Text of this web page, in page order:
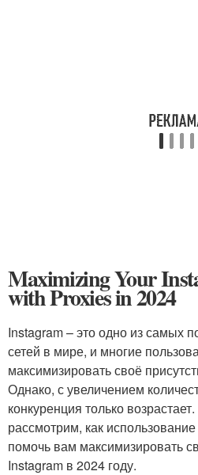
Maximizing Your
with Proxies in 2024
Instagram – это одно из самых
сетей в мире, и многие
максимизировать своё
Однако, с увеличением
конкуренция только
рассмотрим, как
помочь вам максимизировать
Instagram в 2024 году.